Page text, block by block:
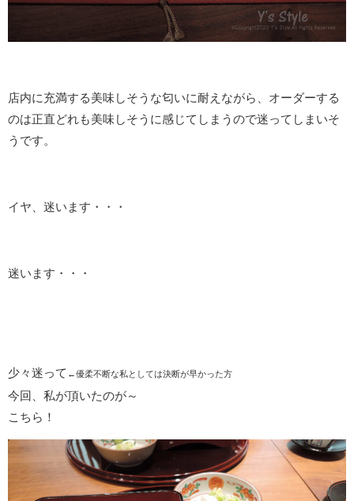
店内に充満する美味しそうな匂いに耐えながら、オーダーする
のは正直どれも美味しそうに感じてしまうので迷ってしまいそ
うです。
イヤ、迷います・・・
迷います・・・
少々迷って ←優柔不断な私としては決断が早かった方
今回、私が頂いたのが～
こちら！